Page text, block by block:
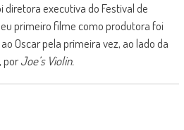
diretora executiva do Festival de
primeiro filme como produtora foi
Oscar pela primeira vez, ao lado da
porJoe’s Violin.